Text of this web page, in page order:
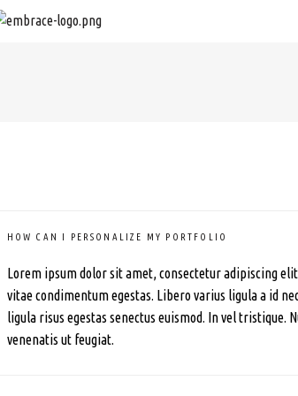
HOW CAN I PERSONALIZE MY PORTFOLIO
Lorem ipsum dolor sit amet, consectetur adipiscing
vitae condimentum egestas. Libero varius ligula a id
ligula risus egestas senectus euismod. In vel tristique.
venenatis ut feugiat.